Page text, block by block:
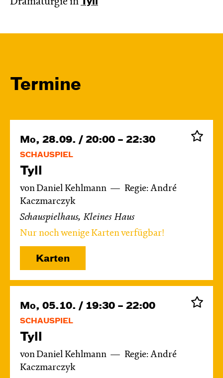
Dramaturgie in
Termine
Mo, 28.09. / 20:00 – 22:30
SCHAUSPIEL
Tyll
von Daniel Kehlmann
Regie: André
Kaczmarczyk
Schauspielhaus, Kleines Haus
Nur noch wenige Karten verfügbar!
Karten
Mo, 05.10. / 19:30 – 22:00
SCHAUSPIEL
Tyll
von Daniel Kehlmann
Regie: André
Kaczmarczyk